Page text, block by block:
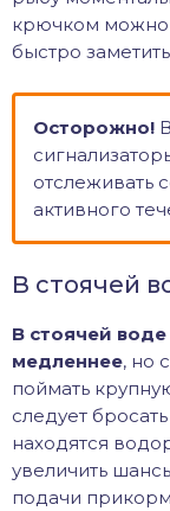
крючком можно
быстро
Осторожно!
отслеживать
активного
В стоячей
В стоячей
медленнее, но
поймать
следует
находятся
увеличить
подачи